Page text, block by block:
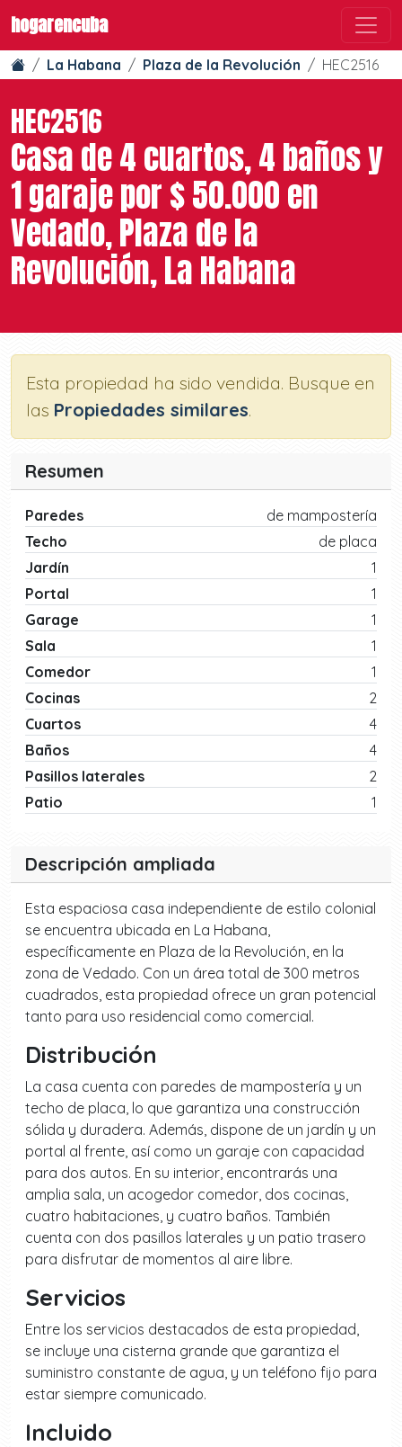
hogarencuba
La Habana Plaza de la Revolución HEC2516
HEC2516
Casa de 4 cuartos, 4 baños y
1 garaje por $ 50.000 en
Vedado, Plaza de la
Revolución, La Habana
Esta propiedad ha sido vendida. Busque en
las Propiedades similares.
Resumen
Paredes
de mampostería
Techo
de placa
Jardín
1
Portal
1
Garage
1
Sala
1
Comedor
1
Cocinas
2
Cuartos
4
Baños
4
Pasillos laterales
2
Patio
1
Descripción ampliada
Esta espaciosa casa independiente de estilo colonial
se encuentra ubicada en La Habana,
específicamente en Plaza de la Revolución, en la
zona de Vedado. Con un área total de 300 metros
cuadrados, esta propiedad ofrece un gran potencial
tanto para uso residencial como comercial.
Distribución
La casa cuenta con paredes de mampostería y un
techo de placa, lo que garantiza una construcción
sólida y duradera. Además, dispone de un jardín y un
portal al frente, así como un garaje con capacidad
para dos autos. En su interior, encontrarás una
amplia sala, un acogedor comedor, dos cocinas,
cuatro habitaciones, y cuatro baños. También
cuenta con dos pasillos laterales y un patio trasero
para disfrutar de momentos al aire libre.
Servicios
Entre los servicios destacados de esta propiedad,
se incluye una cisterna grande que garantiza el
suministro constante de agua, y un teléfono fijo para
estar siempre comunicado.
Incluido